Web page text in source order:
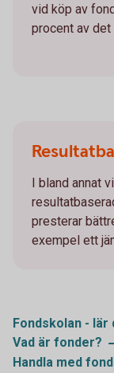
vid köp av
procent av
I bland annat
presterar
exempel ett
Fondskolan - lär
Vad är fonder?
Handla med